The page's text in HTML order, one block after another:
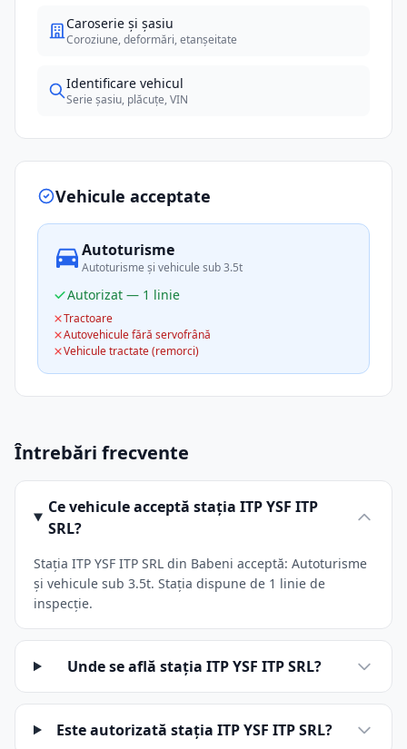
Caroserie și șasiu
Coroziune, deformări, etanșeitate
Identificare vehicul
Serie șasiu, plăcuțe, VIN
Vehicule acceptate
Autoturisme
Autoturisme și vehicule sub 3.5t
Autorizat — 1 linie
Tractoare
Autovehicule fără servofrână
Vehicule tractate (remorci)
Întrebări frecvente
Ce vehicule acceptă stația ITP YSF ITP
SRL?
Stația ITP YSF ITP SRL din Babeni acceptă: Autoturisme
și vehicule sub 3.5t. Stația dispune de 1 linie de
inspecție.
Unde se află stația ITP YSF ITP SRL?
Este autorizată stația ITP YSF ITP SRL?